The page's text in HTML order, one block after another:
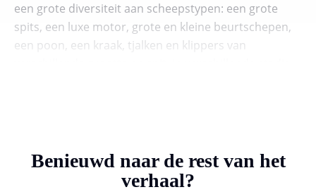
een grote diversiteit aan scheepstypen: een grote
spits, een luxe motor, grote en kleine beurtschepen,
een poon, een kraak, tjalken en klippers van
Benieuwd naar de rest van het
verhaal?